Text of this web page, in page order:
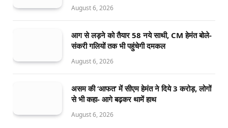
August 6, 2026
आग से लड़ने को तैयार 58 नये साथी, CM हेमंत बोले-
संकरी गलियों तक भी पहुंचेगी दमकल
August 6, 2026
असम की ‘आफत’ में सीएम हेमंत ने दिये 3 करोड़, लोगों
से भी कहा- आगे बढ़कर थामें हाथ
August 6, 2026